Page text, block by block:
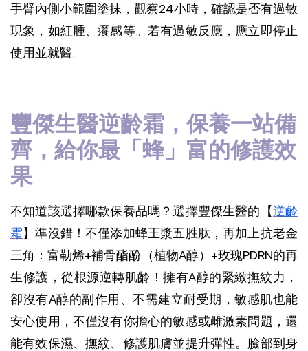
手臂內側小範圍塗抹，觀察24小時，確認是否有過敏
現象，如紅腫、癢感等。若有過敏反應，應立即停止
使用並就醫。
豐傑生醫逆齡霜，保養一站備
齊，給你最「蜂」富的修護效
果
不知道該選擇哪款保養品嗎？選擇豐傑生醫的【逆齡
霜】準沒錯！不僅添加蜂王漿五胜肽，再加上抗老金
三角：富勒烯+補骨酯酚（植物A醇）+玫瑰PDRN的再
生修護，從根源逆轉肌齡！擁有A醇的緊緻撫紋力，
卻沒有A醇的副作用、不需建立耐受期，敏感肌也能
安心使用，不僅沒有你擔心的敏感或雌激素問題，還
能有效保濕、撫紋、修護肌膚並提升彈性。臉部到身